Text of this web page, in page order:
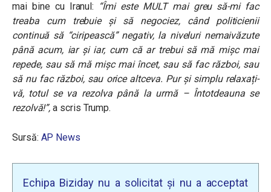
mai bine cu Iranul:
“Îmi este MULT mai greu să-mi fac
treaba cum trebuie și să negociez, când politicienii
continuă să “ciripească” negativ, la niveluri nemaivăzute
până acum, iar și iar, cum că ar trebui să mă mișc mai
repede, sau să mă mișc mai încet, sau să fac război, sau
să nu fac război, sau orice altceva. Pur și simplu relaxați-
vă, totul se va rezolva până la urmă – Întotdeauna se
rezolvă!”,a scris Trump.
Sursă: AP News
Echipa Biziday nu a solicitat și nu a acceptat